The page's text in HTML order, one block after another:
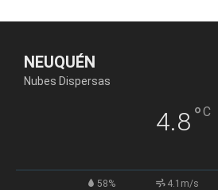
NEUQUÉN
Nubes Dispersas
4.8°C
58% 4.1m/s